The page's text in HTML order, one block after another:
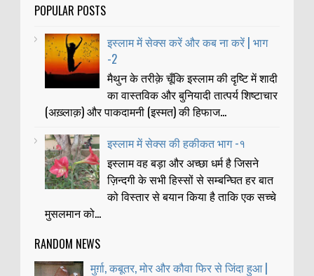
POPULAR POSTS
इस्लाम में सेक्स करें और कब ना करें | भाग
-2
मैथुन के तरीक़े चूँकि इस्लाम की दृष्टि में शादी
का वास्तविक और बुनियादी तात्पर्य शिष्टाचार
(अख़्लाक़) और पाकदामनी (इस्मत) की हिफाज...
इस्लाम में सेक्स की हकीकत भाग -१
इस्लाम वह बड़ा और अच्छा धर्म है जिसने
ज़िन्दगी के सभी हिस्सों से सम्बन्घित हर बात
को विस्तार से बयान किया है ताकि एक सच्चे
मुसलमान को...
RANDOM NEWS
मुर्ग़ा, कबूतर, मोर और कौवा फिर से जिंदा हुआ |